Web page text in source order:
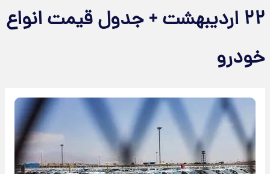
۲۲ اردیبهشت + جدول قیمت انواع
خودرو